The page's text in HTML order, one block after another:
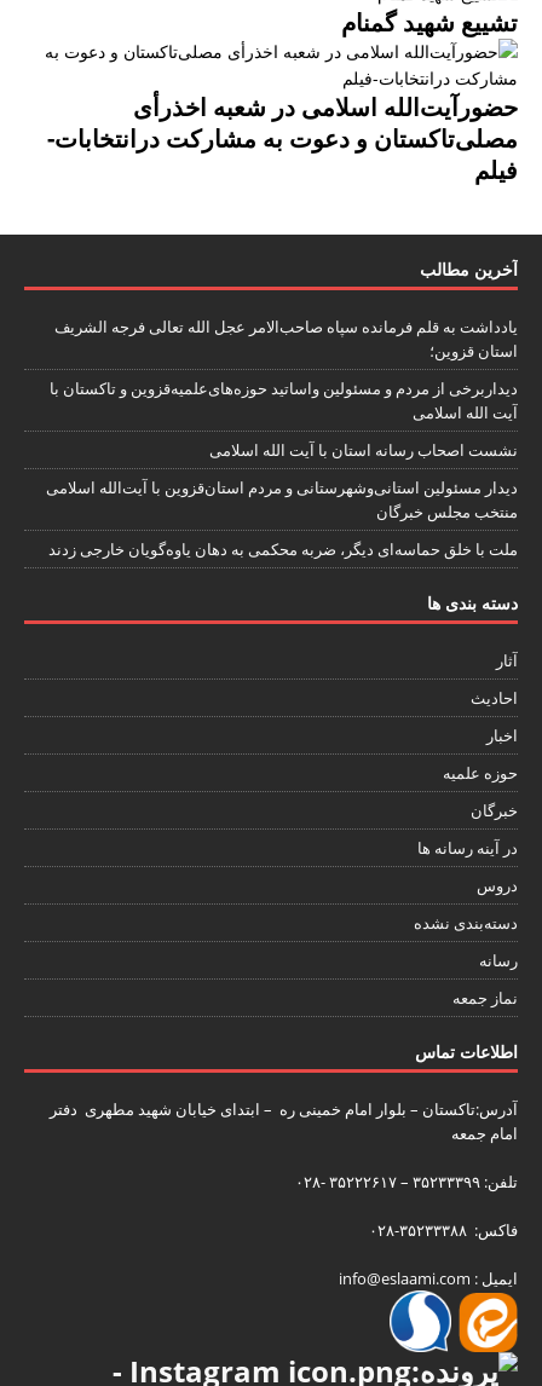
تشییع شهید گمنام
حضورآیت‌الله اسلامی در شعبه اخذرأی
مصلی‌تاکستان و دعوت به مشارکت درانتخابات-
فیلم
آخرین مطالب
یادداشت به قلم فرمانده سپاه صاحب‌الامر عجل الله تعالی فرجه الشریف
استان قزوین؛
دیداربرخی از مردم و مسئولین واساتید حوزه‌های‌علمیه‌قزوین و تاکستان با
آیت الله اسلامی
نشست اصحاب رسانه استان با آیت الله اسلامی
دیدار مسئولین استانی‌وشهرستانی و مردم‌ استان‌قزوین با آیت‌الله‌ اسلامی
منتخب مجلس‌ خبرگان
ملت با خلق حماسه‌ای دیگر، ضربه محکمی به دهان یاوه‌گویان خارجی زدند
دسته بندی ها
آثار
احادیث
اخبار
حوزه علمیه
خبرگان
در آینه رسانه ها
دروس
دسته‌بندی نشده
رسانه
نماز جمعه
اطلاعات تماس
آدرس:تاکستان – بلوار امام خمینی ره – ابتدای خیابان شهید مطهری دفتر
امام جمعه
تلفن: ۳۵۲۳۳۳۹۹ – ۳۵۲۲۲۶۱۷ -۰۲۸
فاکس: ۳۵۲۳۳۳۸۸-۰۲۸
ایمیل : info@eslaami.com